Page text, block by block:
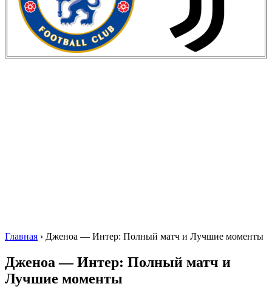
Главная › Дженоа — Интер: Полный матч и Лучшие моменты
Дженоа — Интер: Полный матч и
Лучшие моменты